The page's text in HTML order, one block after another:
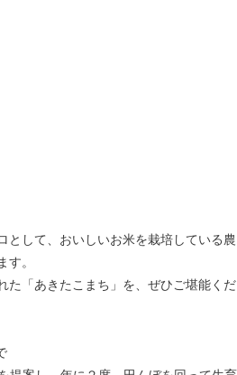
として、おいしいお米を栽培している農
す。
た「あきたこまち」を、ぜひご堪能くだ